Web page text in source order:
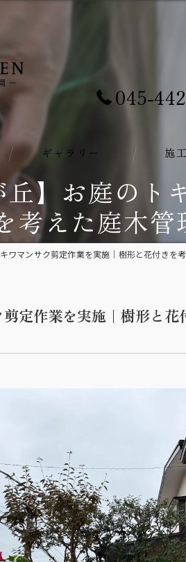
045-
ギャラリー 施
】お庭のト
考えた庭木管
マンサク剪定作業を実施｜樹形と花付きを
定作業を実施｜樹形と花